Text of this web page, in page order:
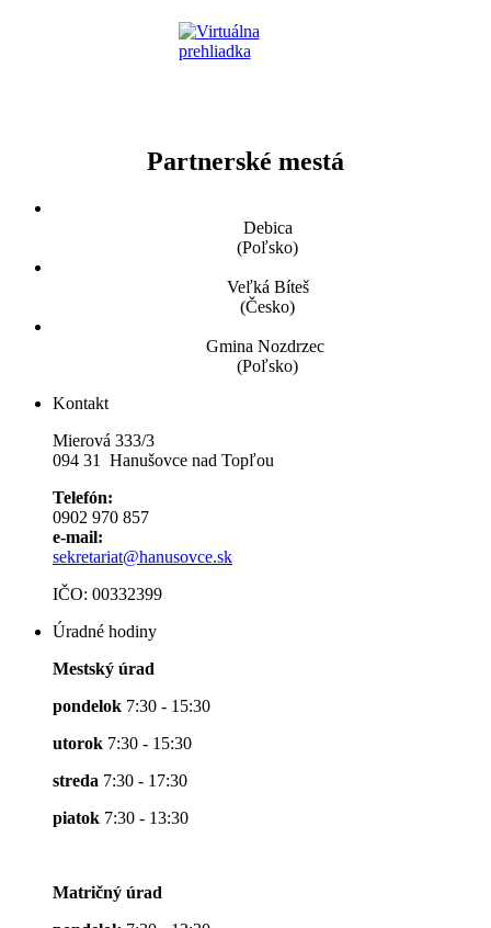
Partnerské mestá
Debica
(Poľsko)
Veľká Bíteš
(Česko)
Gmina Nozdrzec
(Poľsko)
Kontakt
Mierová 333/3
094 31 Hanušovce nad Topľou
Telefón:
0902 970 857
e-mail:
sekretariat@hanusovce.sk
IČO: 00332399
Úradné hodiny
Mestský úrad
pondelok 7:30 - 15:30
utorok 7:30 - 15:30
streda 7:30 - 17:30
piatok 7:30 - 13:30
Matričný úrad